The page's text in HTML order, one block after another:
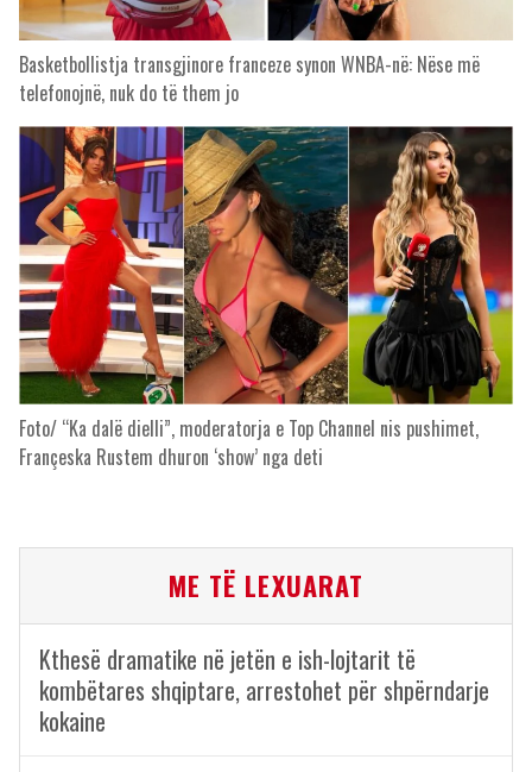
Basketbollistja transgjinore franceze synon WNBA-në: Nëse më
telefonojnë, nuk do të them jo
Foto/ “Ka dalë dielli”, moderatorja e Top Channel nis pushimet,
Françeska Rustem dhuron ‘show’ nga deti
ME TË LEXUARAT
Kthesë dramatike në jetën e ish-lojtarit të
kombëtares shqiptare, arrestohet për shpërndarje
kokaine